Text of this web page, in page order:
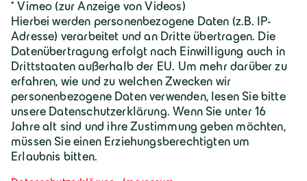
Geiger Gruppe
Wilhelm-Geiger-Straße 1
87561 Oberstdorf
+49 8322 18 0
info@geigergruppe.de